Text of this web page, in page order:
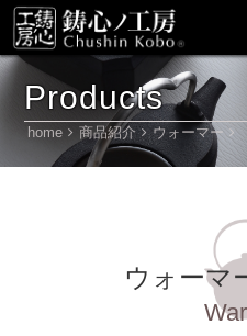
Products
home 商品紹介 ウォーマー
ウォーマ